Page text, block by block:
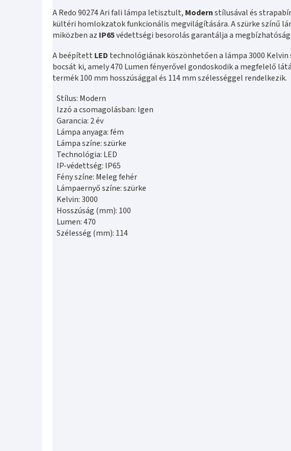
A Redo 90274 Ari fali lámpa letisztult, Modernstílusával és
kültéri homlokzatok funkcionális megvilágítására. A szürke színű
miközben az IP65védettségi besorolás garantálja a
A beépített LED technológiának köszönhetően a lámpa 3000
bocsát ki, amely 470 Lumen fényerővel gondoskodik a megfelelő
termék 100 mm hosszúsággal és 114 mm szélességgel rendelkezik.
Stílus: Modern
Izzó a csomagolásban: Igen
Garancia: 2 év
Lámpa anyaga: fém
Lámpa színe: szürke
Technológia: LED
IP-védettség: IP65
Fény színe: Meleg fehér
Lámpaernyő színe: szürke
Kelvin: 3000
Hosszúság (mm): 100
Lumen: 470
Szélesség (mm): 114